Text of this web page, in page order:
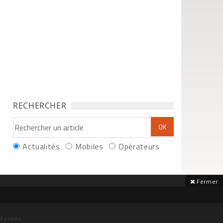
RECHERCHER
Actualités Mobiles Opérateurs
Fermer